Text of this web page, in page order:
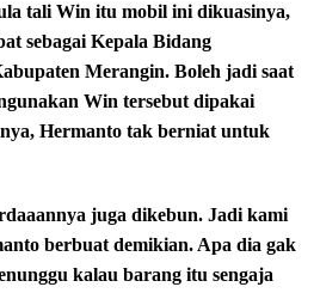
tali Win itu mobil ini dikuasinya,
sebagai Kepala Bidang
Merangin. Boleh jadi saat
Win tersebut dipakai
Hermanto tak berniat untuk
juga dikebun. Jadi kami
berbuat demikian. Apa dia gak
kalau barang itu sengaja